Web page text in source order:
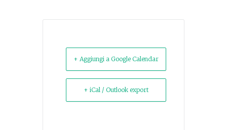
+ Aggiungi a Google Calendar
+ iCal / Outlook export